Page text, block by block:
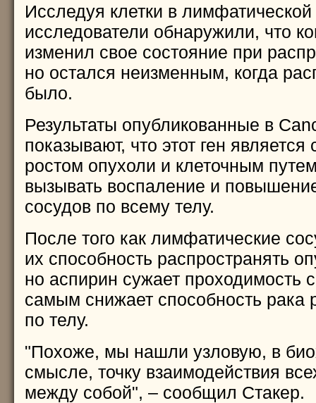
Исследуя клетки в
исследователи обнаружили, что
изменил свое состояние при
но остался неизменным, когда
было.
Результаты опубликованные в
показывают, что этот ген
ростом опухоли и клеточным
вызывать воспаление и
сосудов по всему телу.
После того как лимфатические
их способность распространять
но аспирин сужает проходимость
самым снижает способность рака
по телу.
"Похоже, мы нашли узловую, в
смысле, точку взаимодействия
между собой", – сообщил Стакер.